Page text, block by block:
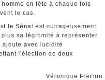
en tête à chaque fois
le cas.
le Sénat est outrageusement
sa légitimité à représenter
avec lucidité
l'élection de deux
Véronique Pierron